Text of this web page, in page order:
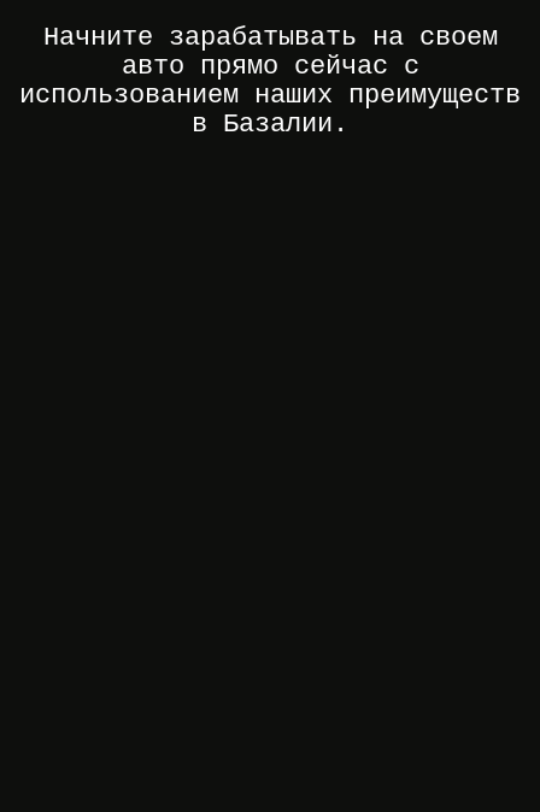
Начните зарабатывать на своем
авто прямо сейчас с
использованием наших преимуществ
в Базалии.